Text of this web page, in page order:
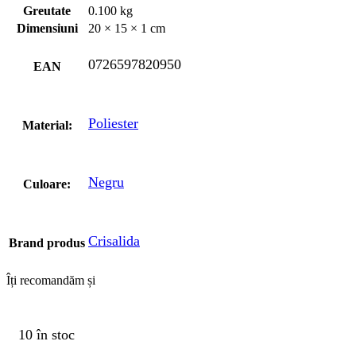
Greutate
0.100 kg
Dimensiuni
20 × 15 × 1 cm
EAN 0726597820950
Material: Poliester
Culoare: Negru
Brand produs Crisalida
Îți recomandăm și
10 în stoc